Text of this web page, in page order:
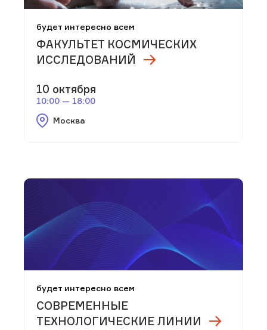
будет интересно всем
ФАКУЛЬТЕТ КОСМИЧЕСКИХ
ИССЛЕДОВАНИЙ
10 октября
10:00 — 18:00
Москва
будет интересно всем
СОВРЕМЕННЫЕ
ТЕХНОЛОГИЧЕСКИЕ ЛИНИИ